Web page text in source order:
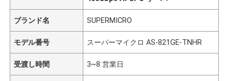
ブランド名 SUPERMICRO
モデル番号 スーパーマイクロ AS-821GE-TNHR
受渡し時間 3~8 営業日